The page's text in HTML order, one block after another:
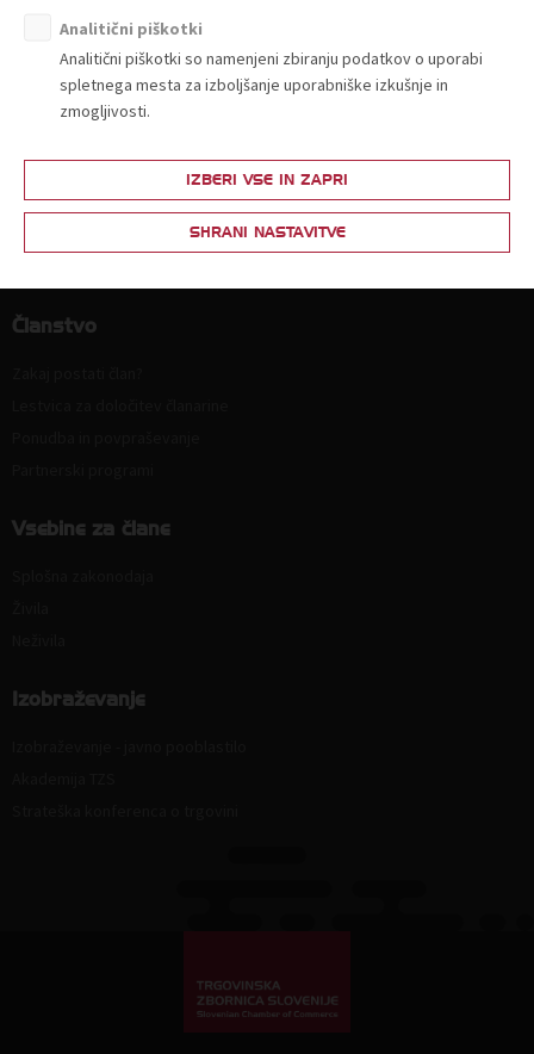
Strokovne komisije in sekcije
Poslanstvo, vrednote, vizija
Principi in področja delovanja
Zaposlitev
Članstvo
Vsebine za člane
Izobraževanje
Analitični piškotki
Analitični piškotki so namenjeni zbiranju podatkov o uporabi
spletnega mesta za izboljšanje uporabniške izkušnje in
zmogljivosti.
IZBERI VSE IN ZAPRI
SHRANI NASTAVITVE